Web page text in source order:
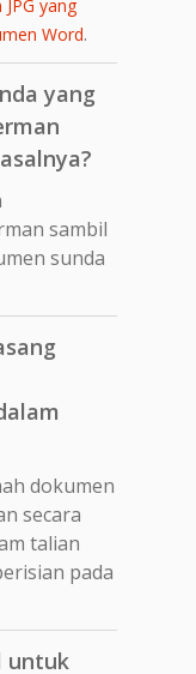
yang
Word.
yang
sambil
sunda
dokumen
secara
talian
pada
untuk